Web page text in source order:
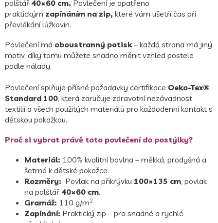
polštář 40×60 cm. Povlečení je opatřeno
praktickým zapínáním na zip, které vám ušetří čas při
převlékání lůžkovin.
Povlečení má oboustranný potisk– každá strana má jiný
motiv, díky tomu můžete snadno měnit vzhled postele
podle nálady.
Povlečení splňuje přísné požadavky certifikace Oeko-Tex®
Standard 100, která zaručuje zdravotní nezávadnost
textilií a všech použitých materiálů pro každodenní kontakt s
dětskou pokožkou.
Proč si vybrat právě toto povlečení do postýlky?
Materiál: 100% kvalitní bavlna – měkká, prodyšná a
šetrná k dětské pokožce.
Rozměry: Povlak na přikrývku 100×135 cm, povlak
na polštář 40×60 cm.
Gramáž: 110 g/m2
Zapínání: Praktický zip – pro snadné a rychlé